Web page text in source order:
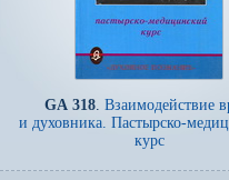
GA 318. Взаимодействие
и духовника. Пастырско-
курс